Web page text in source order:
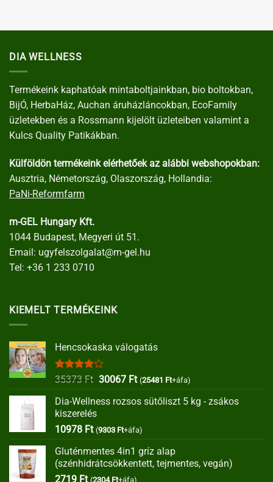
DIA WELLNESS
Termékeink kaphatóak mintaboltjainkban, bio boltokban,
BijÓ, HerbaHáz, Auchan áruházláncokban, EcoFamily
üzletekben és a Rossmann kijelölt üzleteiben valamint a
Kulcs Quality Patikákban.
Külföldön termékeink elérhetőek az alábbi webshopokban:
Ausztria, Németország, Olaszország, Hollandia:
PaNi-Reformfarm
m-GEL Hungary Kft.
1044 Budapest, Megyeri út 51.
Email: ugyfelszolgalat@m-gel.hu
Tel: +36 1 233 0710
KIEMELT TERMÉKEINK
Hencsokaska válogatás
Értékelés:
35373Ft Original
was:
30067 FtCurrent
is:
(25481 Ft+áfa)
Dia-Wellness rozsos sütőliszt 5 kg - zsákos
kiszerelés
10978 Ft (9303 Ft+áfa)
Gluténmentes 4in1 gríz alap
(szénhidrátcsökkentett, tejmentes, vegán)
2719 Ft (2304 Ft+áfa)